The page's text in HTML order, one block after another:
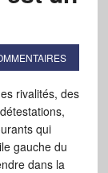
rivalités, des
qui
gauche du
dans la